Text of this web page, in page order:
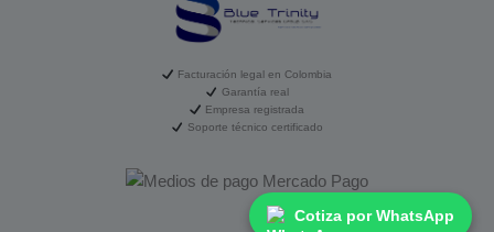
Facturación legal en Colombia
Garantía real
Empresa registrada
Soporte técnico certificado
Cotiza por WhatsApp